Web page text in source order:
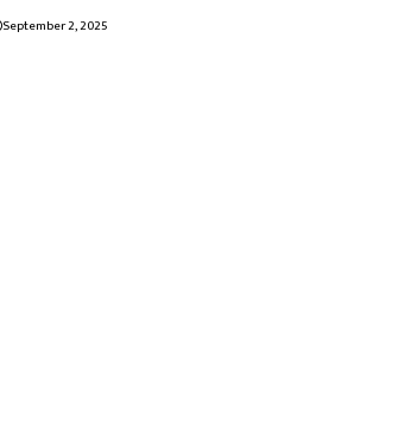
September 2, 2025